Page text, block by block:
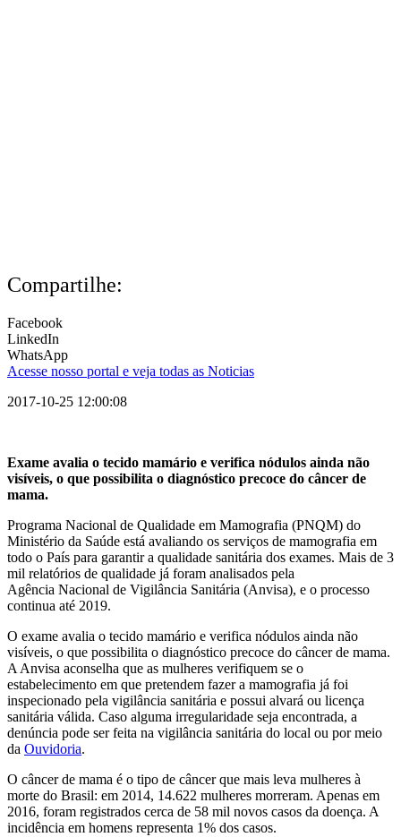
Compartilhe:
Facebook
LinkedIn
WhatsApp
Acesse nosso portal e veja todas as Noticias
2017-10-25 12:00:08
Exame avalia o tecido mamário e verifica nódulos ainda não
visíveis, o que possibilita o diagnóstico precoce do câncer de
mama.
Programa Nacional de Qualidade em Mamografia (PNQM) do
Ministério da Saúde está avaliando os serviços de mamografia em
todo o País para garantir a qualidade sanitária dos exames. Mais de 3
mil relatórios de qualidade já foram analisados pela
Agência Nacional de Vigilância Sanitária (Anvisa), e o processo
continua até 2019.
O exame avalia o tecido mamário e verifica nódulos ainda não
visíveis, o que possibilita o diagnóstico precoce do câncer de mama.
A Anvisa aconselha que as mulheres verifiquem se o
estabelecimento em que pretendem fazer a mamografia já foi
inspecionado pela vigilância sanitária e possui alvará ou licença
sanitária válida. Caso alguma irregularidade seja encontrada, a
denúncia pode ser feita na vigilância sanitária do local ou por meio
da Ouvidoria.
O câncer de mama é o tipo de câncer que mais leva mulheres à
morte do Brasil: em 2014, 14.622 mulheres morreram. Apenas em
2016, foram registrados cerca de 58 mil novos casos da doença. A
incidência em homens representa 1% dos casos.